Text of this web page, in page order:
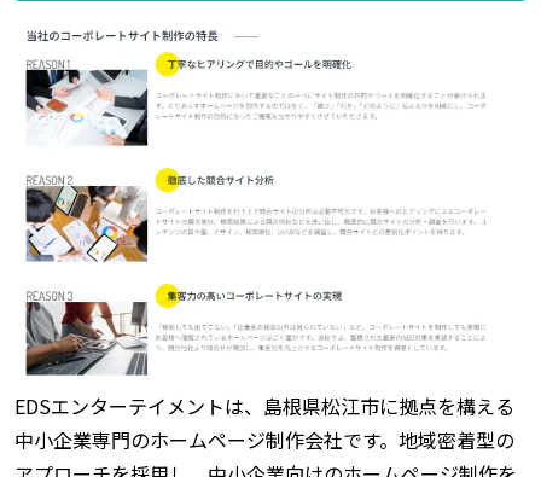
EDSエンターテイメントは、島根県松江市に拠点を構える
中小企業専門のホームページ制作会社です。地域密着型の